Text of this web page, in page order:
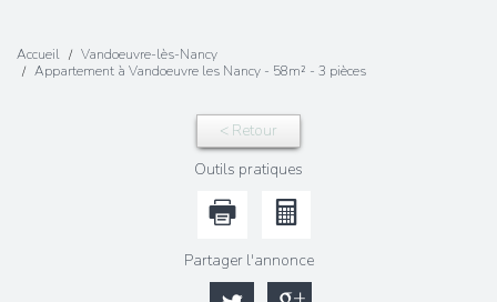
Accueil
Vandoeuvre-lès-Nancy
Appartement à Vandoeuvre les Nancy - 58m² - 3 pièces
< Retour
Outils pratiques
Partager l'annonce